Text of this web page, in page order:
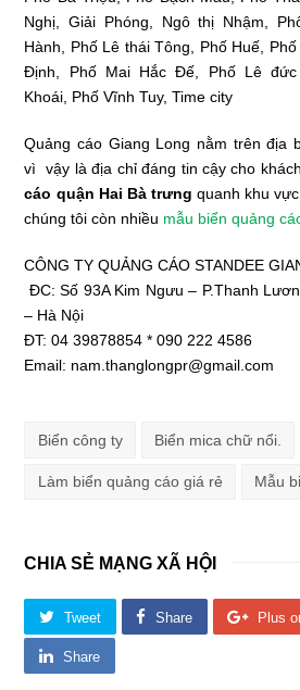
Nghị, Giải Phóng, Ngô thị Nhậm,
Hành, Phố Lê thái Tông, Phố Huế,
Định, Phố Mai Hắc Đế, Phố Lê
Khoái, Phố Vĩnh Tuy, Time city
Quảng cáo Giang Long nằm trên địa
vì vậy là địa chỉ đáng tin cậy cho
cáo quận Hai Bà trưng quanh khu
chúng tôi còn nhiều mẫu biển quảng
CÔNG TY QUẢNG CÁO STANDEE
ĐC: Số 93A Kim Ngưu – P.Thanh
– Hà Nội
ĐT: 04 39878854 * 090 222 4586
Email: nam.thanglongpr@gmail.com
Biển công ty Biển mica chữ nổi.
Làm biển quảng cáo giá rẻ Mẫu
CHIA SẺ MẠNG XÃ HỘI
Tweet Share Plus
Share